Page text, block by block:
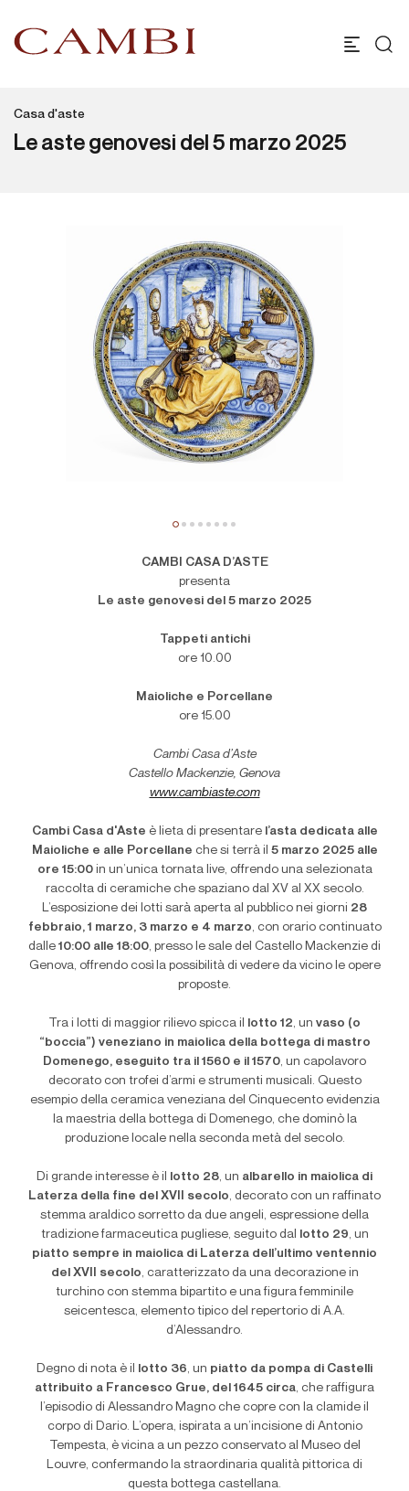
Casa d'aste
Le aste genovesi del 5 marzo 2025
CAMBI CASA D’ASTE
presenta
Le aste genovesi del 5 marzo 2025
Tappeti antichi
ore 10.00
Maioliche e Porcellane
ore 15.00
Cambi Casa d’Aste
Castello Mackenzie, Genova
www.cambiaste.com
Cambi Casa d'Aste è lieta di presentare l’asta dedicata alle
Maioliche e alle Porcellane che si terrà il 5 marzo 2025 alle
ore 15:00in un’unica tornata live, offrendo una selezionata
raccolta di ceramiche che spaziano dal XV al XX secolo.
L’esposizione dei lotti sarà aperta al pubblico nei giorni 28
febbraio, 1 marzo, 3 marzo e 4 marzo, con orario continuato
dalle 10:00 alle 18:00, presso le sale del Castello Mackenzie di
Genova, offrendo così la possibilità di vedere da vicino le opere
proposte.
Tra i lotti di maggior rilievo spicca il lotto 12, un vaso (o
“boccia”) veneziano in maiolica della bottega di mastro
Domenego, eseguito tra il 1560 e il 1570, un capolavoro
decorato con trofei d ’armi e strumenti musicali. Questo
esempio della ceramica veneziana del Cinquecento evidenzia
la maestria della bottega di Domenego, che dominò la
produzione locale nella seconda metà del secolo.
Di grande interesse è il lotto 28, un albarello in maiolica di
Laterza della fine del XVII secolo, decorato con un raffinato
stemma araldico sorretto da due angeli, espressione della
tradizione farmaceutica pugliese, seguito dal lotto 29, un
piatto sempre in maiolica di Laterza dell’ultimo ventennio
del XVII secolo, caratterizzato da una decorazione in
turchino con stemma bipartito e una figura femminile
seicentesca, elemento tipico del repertorio di A.A.
d ’Alessandro.
Degno di nota è il lotto 36, un piatto da pompa di Castelli
attribuito a Francesco Grue, del 1645 circa, che raffigura
’episodio di Alessandro Magno che copre con la clamide il
corpo di Dario. L’opera, ispirata a un’incisione di Antonio
Tempesta, è vicina a un pezzo conservato al Museo del
Louvre, confermando la straordinaria qualità pittorica di
questa bottega castellana.